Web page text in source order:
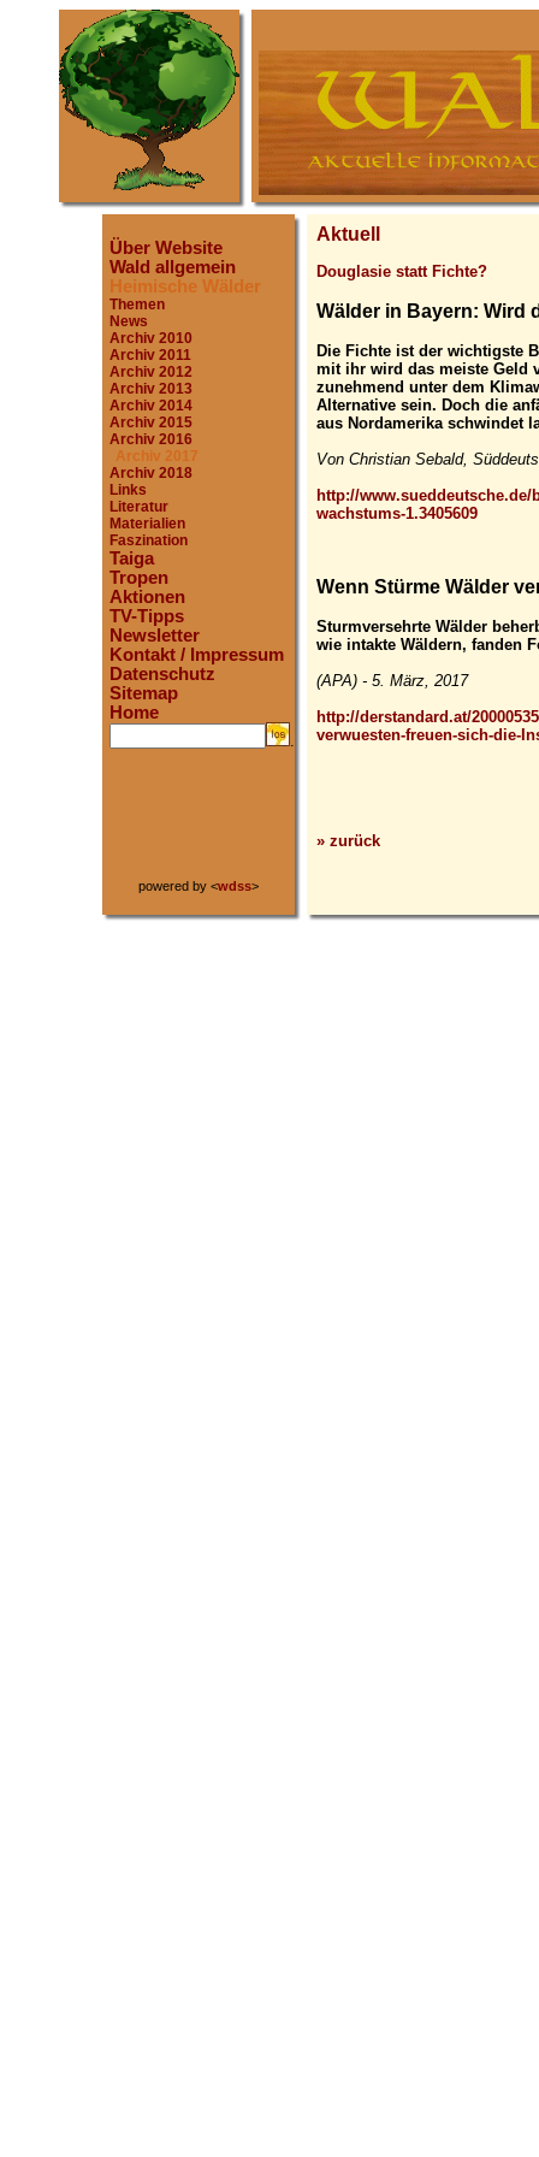
Über Website
Wald allgemein
Heimische Wälder
Themen
News
Archiv 2010
Archiv 2011
Archiv 2012
Archiv 2013
Archiv 2014
Archiv 2015
Archiv 2016
Archiv 2017
Archiv 2018
Links
Literatur
Materialien
Faszination
Taiga
Tropen
Aktionen
TV-Tipps
Newsletter
Kontakt / Impressum
Datenschutz
Sitemap
Home
.
powered by <wdss>
Aktuell
Douglasie statt Fichte?
Wälder in Bayern: Wird
Die Fichte ist der wichtigste
mit ihr wird das meiste Geld
zunehmend unter dem
Alternative sein. Doch die
aus Nordamerika schwindet
Von Christian Sebald,
http://www.sueddeutsche.de/
wachstums-1.3405609
Wenn Stürme Wälder
Sturmversehrte Wälder
wie intakte Wäldern, fanden
(APA) - 5. März, 2017
http://derstandard.at/
verwuesten-freuen-sich-die-
» zurück